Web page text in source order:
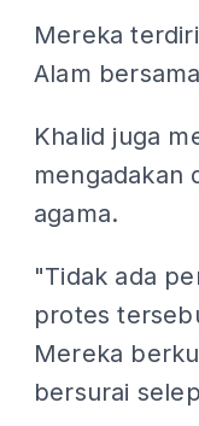
Mereka
Alam
Khalid juga
mengadakan
agama.
"Tidak ada
protes
Mereka
bersurai